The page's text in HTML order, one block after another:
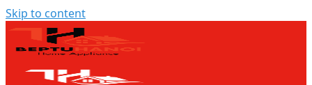
Skip to content